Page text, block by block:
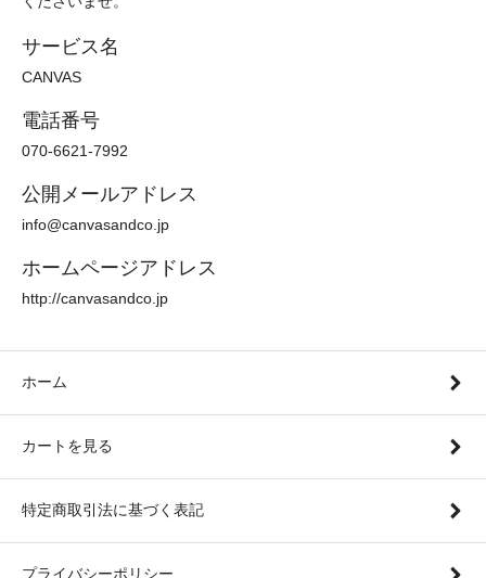
サービス名
CANVAS
電話番号
070-6621-7992
公開メールアドレス
info@canvasandco.jp
ホームページアドレス
http://canvasandco.jp
ホーム
カートを見る
特定商取引法に基づく表記
プライバシーポリシー